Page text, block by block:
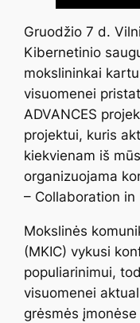
Gruodžio 7 d.
Kibernetinio
mokslininkai
visuomenei
ADVANCES
projektui, kuris
kiekvienam iš
organizuojama
– Collaboration in
Mokslinės
(MKIC) vykusi
populiarinimui,
visuomenei
grėsmės